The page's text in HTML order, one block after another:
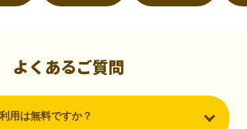
男性）
レジットカードを発行するだけでポイントが貯ま
て、クレジットカードの発行やアプリダウンロー
よくあるご質問
用は無料ですか？